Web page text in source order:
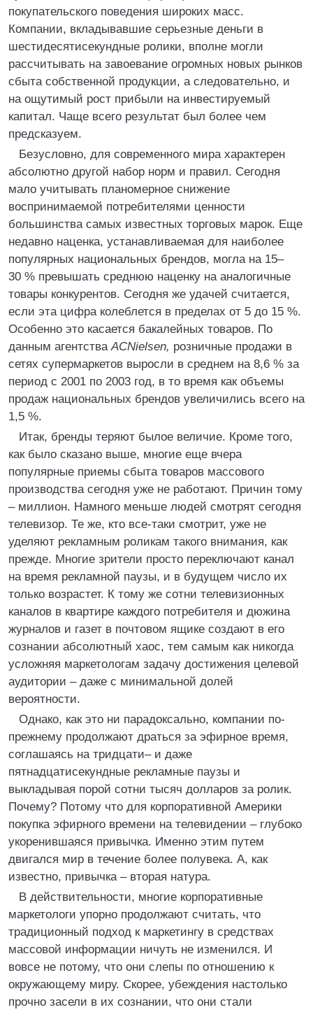
покупательского поведения широких масс.
Компании, вкладывавшие серьезные деньги в
шестидесятисекундные ролики, вполне могли
рассчитывать на завоевание огромных новых рынков
сбыта собственной продукции, а следовательно, и
на ощутимый рост прибыли на инвестируемый
капитал. Чаще всего результат был более чем
предсказуем.
Безусловно, для современного мира характерен
абсолютно другой набор норм и правил. Сегодня
мало учитывать планомерное снижение
воспринимаемой потребителями ценности
большинства самых известных торговых марок. Еще
недавно наценка, устанавливаемая для наиболее
популярных национальных брендов, могла на 15–
30 % превышать среднюю наценку на аналогичные
товары конкурентов. Сегодня же удачей считается,
если эта цифра колеблется в пределах от 5 до 15 %.
Особенно это касается бакалейных товаров. По
данным агентстваACNielsen, розничные продажи в
сетях супермаркетов выросли в среднем на 8,6 % за
период с 2001 по 2003 год, в то время как объемы
продаж национальных брендов увеличились всего на
1,5 %.
Итак, бренды теряют былое величие. Кроме того,
как было сказано выше, многие еще вчера
популярные приемы сбыта товаров массового
производства сегодня уже не работают. Причин тому
– миллион. Намного меньше людей смотрят сегодня
телевизор. Те же, кто все-таки смотрит, уже не
уделяют рекламным роликам такого внимания, как
прежде. Многие зрители просто переключают канал
на время рекламной паузы, и в будущем число их
только возрастет. К тому же сотни телевизионных
каналов в квартире каждого потребителя и дюжина
журналов и газет в почтовом ящике создают в его
сознании абсолютный хаос, тем самым как никогда
усложняя маркетологам задачу достижения целевой
аудитории – даже с минимальной долей
вероятности.
Однако, как это ни парадоксально, компании по-
прежнему продолжают драться за эфирное время,
соглашаясь на тридцати– и даже
пятнадцатисекундные рекламные паузы и
выкладывая порой сотни тысяч долларов за ролик.
Почему? Потому что для корпоративной Америки
покупка эфирного времени на телевидении – глубоко
укоренившаяся привычка. Именно этим путем
двигался мир в течение более полувека. А, как
известно, привычка – вторая натура.
В действительности, многие корпоративные
маркетологи упорно продолжают считать, что
традиционный подход к маркетингу в средствах
массовой информации ничуть не изменился. И
вовсе не потому, что они слепы по отношению к
окружающему миру. Скорее, убеждения настолько
прочно засели в их сознании, что они стали